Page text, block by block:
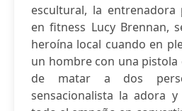
escultural, la entrenadora
en fitness Lucy Brennan,
heroína local cuando en
un hombre con una pistola
de matar a dos
sensacionalista la adora